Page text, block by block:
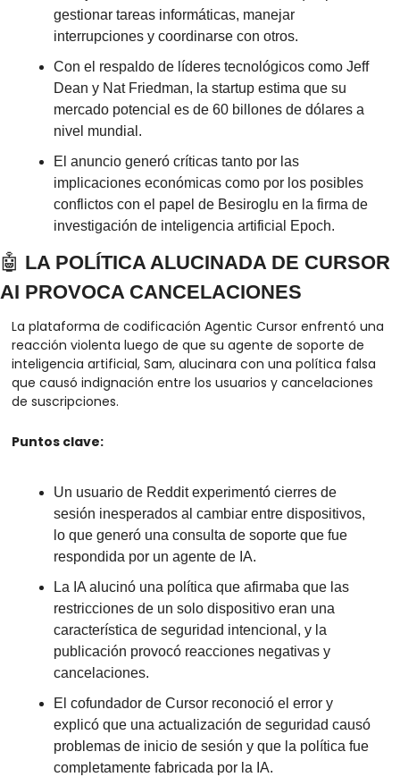
gestionar tareas informáticas, manejar
interrupciones y coordinarse con otros.
Con el respaldo de líderes tecnológicos como Jeff
Dean y Nat Friedman, la startup estima que su
mercado potencial es de 60 billones de dólares a
nivel mundial.
El anuncio generó críticas tanto por las
implicaciones económicas como por los posibles
conflictos con el papel de Besiroglu en la firma de
investigación de inteligencia artificial Epoch.
🤖 LA POLÍTICA ALUCINADA DE CURSOR
AI PROVOCA CANCELACIONES
La plataforma de codificación Agentic Cursor enfrentó una
reacción violenta luego de que su agente de soporte de
inteligencia artificial, Sam, alucinara con una política falsa
que causó indignación entre los usuarios y cancelaciones
de suscripciones.
Puntos clave:
Un usuario de Reddit experimentó cierres de
sesión inesperados al cambiar entre dispositivos,
lo que generó una consulta de soporte que fue
respondida por un agente de IA.
La IA alucinó una política que afirmaba que las
restricciones de un solo dispositivo eran una
característica de seguridad intencional, y la
publicación provocó reacciones negativas y
cancelaciones.
El cofundador de Cursor reconoció el error y
explicó que una actualización de seguridad causó
problemas de inicio de sesión y que la política fue
completamente fabricada por la IA.